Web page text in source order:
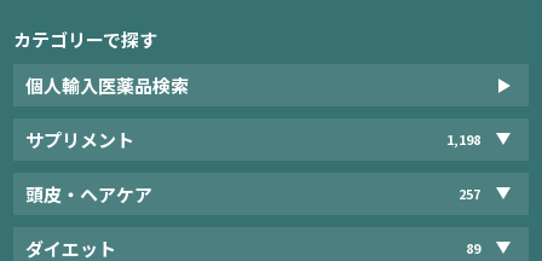
カテゴリーで探す
個人輸入医薬品検索
サプリメント 1,198
頭皮・ヘアケア 257
ダイエット 89